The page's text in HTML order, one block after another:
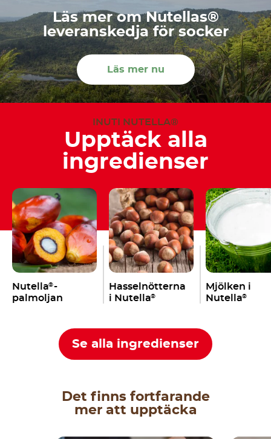
Läs mer om Nutellas®
leveranskedja för socker
Läs mer nu
INUTI NUTELLA®
Upptäck alla
ingredienser
Nutella®-
palmoljan
Hasselnötterna
i Nutella®
Mjölken i
Nutella®
Se alla ingredienser
Det finns fortfarande
mer att upptäcka